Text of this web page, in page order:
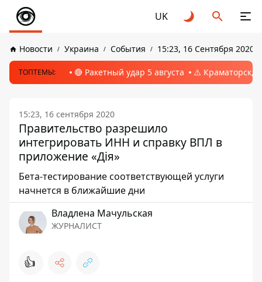
UK
Новости Украина События 15:23, 16 Сентября 2020
ТОПТЕМЫ: 🔴 Ракетный удар 5 августа ⚠️ Краматорск,
15:23, 16 сентября 2020
Правительство разрешило
интегрировать ИНН и справку ВПЛ в
приложение «Дія»
Бета-тестирование соответствующей услуги
начнется в ближайшие дни
Владлена Мачульская
ЖУРНАЛИСТ
👍